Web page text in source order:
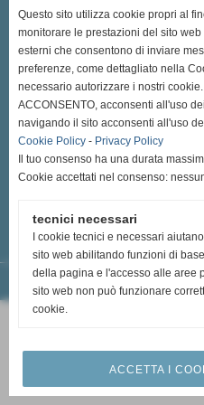
(OdV) organizzazione di
Sede Legale: Via P. A.
C.F
Data iscrizione RRV 27/07/
Sede Operativa ed
Tel.: 0578 30663 -
siena.provinciale@pec.it -
Realizzazione siti
Questo sito utilizza cookie propri al
monitorare le prestazioni del sito
esterni che consentono di inviare
preferenze, come dettagliato nella
necessario autorizzare i nostri
ACCONSENTO, acconsenti all'uso
navigando il sito acconsenti all'uso
Cookie Policy - Privacy Policy
Il tuo consenso ha una durata
Cookie accettati nel consenso:
tecnici necessari
I cookie tecnici e necessari
sito web abilitando funzioni di
della pagina e l'accesso alle aree
sito web non può funzionare
cookie.
ACCETTA I